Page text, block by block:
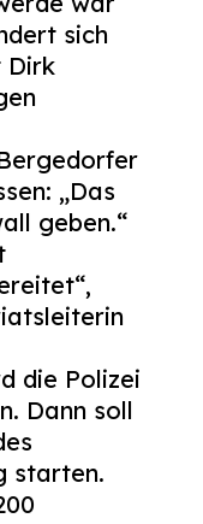
sich
Dirk
„Das
geben.“
die Polizei
Dann soll
starten.